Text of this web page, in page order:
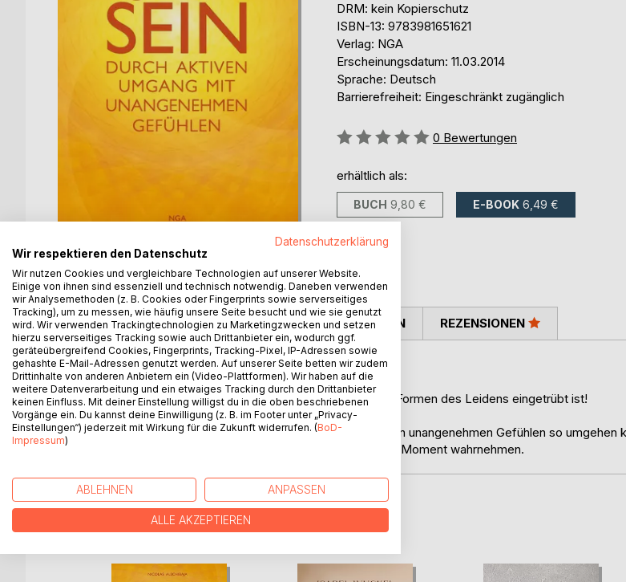
DRM: kein Kopierschutz
ISBN-13: 9783981651621
Verlag: NGA
Erscheinungsdatum: 11.03.2014
Sprache: Deutsch
Barrierefreiheit: Eingeschränkt zugänglich
Bewertung::
0 Bewertungen
erhältlich als:
BUCH 9,80 € E-BOOK 6,49 €
BESCHREIBUNG
GLÜCKLICHSEIN IST UNSERE GRUNDNATUR!
Wir sind glücklich, sobald unser Bewusstsein nicht durch Formen des Leidens eingetrübt ist!
Dieses Buch zeigt einen Weg auf, wie wir aktiv mit unseren unangenehmen Gefühlen so umgehen
diese sich auflösen und wir ungetrübt den gegenwärtigen Moment wahrnehmen.
AUTOR/IN PRESSESTIMMEN REZENSIONEN
WEITERE TITEL BEIBoD
Datenschutzerklärung
Wir respektieren den Datenschutz
Wir nutzen Cookies und vergleichbare Technologien auf unserer Website.
Einige von ihnen sind essenziell und technisch notwendig. Daneben verwenden
wir Analysemethoden (z. B. Cookies oder Fingerprints sowie serverseitiges
Tracking), um zu messen, wie häufig unsere Seite besucht und wie sie genutzt
wird. Wir verwenden Trackingtechnologien zu Marketingzwecken und setzen
hierzu serverseitiges Tracking sowie auch Drittanbieter ein, wodurch ggf.
geräteübergreifend Cookies, Fingerprints, Tracking-Pixel, IP-Adressen sowie
gehashte E-Mail-Adressen genutzt werden. Auf unserer Seite betten wir zudem
Drittinhalte von anderen Anbietern ein (Video-Plattformen). Wir haben auf die
weitere Datenverarbeitung und ein etwaiges Tracking durch den Drittanbieter
keinen Einfluss. Mit deiner Einstellung willigst du in die oben beschriebenen
Vorgänge ein. Du kannst deine Einwilligung (z. B. im Footer unter „Privacy-
Einstellungen“) jederzeit mit Wirkung für die Zukunft widerrufen. (BoD-
Impressum)
ABLEHNEN ANPASSEN
ALLE AKZEPTIEREN